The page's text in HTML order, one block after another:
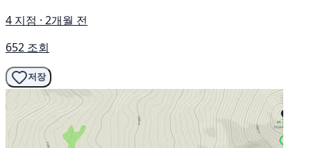
4 지점 · 2개월 전
652 조회
저장